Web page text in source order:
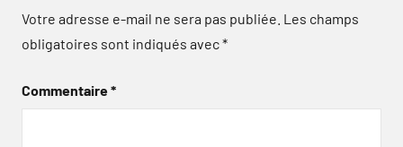
Votre adresse e-mail ne sera pas publiée. Les champs
obligatoires sont indiqués avec*
Commentaire*